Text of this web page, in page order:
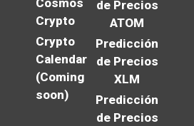
Cosmos
Crypto
Crypto
Calendar
(Coming
soon)
de Precios
ATOM
Predicción
de Precios
XLM
Predicción
de Precios